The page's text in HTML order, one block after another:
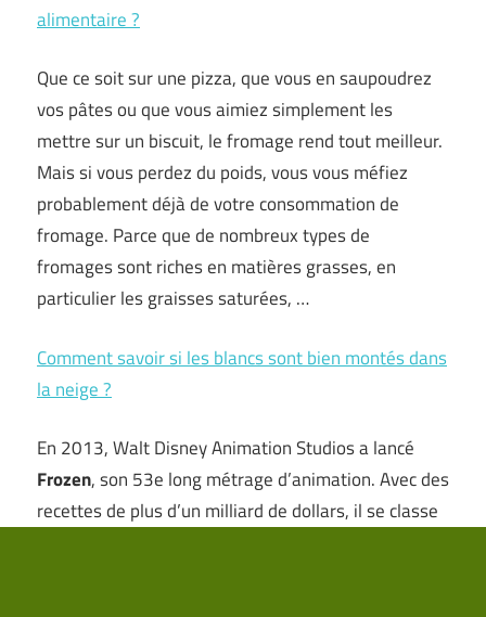
alimentaire ?
Que ce soit sur une pizza, que vous en saupoudrez
vos pâtes ou que vous aimiez simplement les
mettre sur un biscuit, le fromage rend tout meilleur.
Mais si vous perdez du poids, vous vous méfiez
probablement déjà de votre consommation de
fromage. Parce que de nombreux types de
fromages sont riches en matières grasses, en
particulier les graisses saturées, …
Comment savoir si les blancs sont bien montés dans
la neige ?
En 2013, Walt Disney Animation Studios a lancé
Frozen, son 53e long métrage d’animation. Avec des
recettes de plus d’un milliard de dollars, il se classe